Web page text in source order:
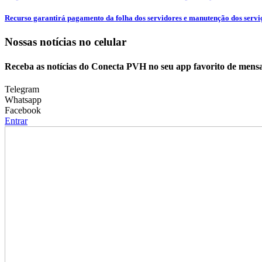
Recurso garantirá pagamento da folha dos servidores e manutenção dos
Nossas notícias no celular
Receba as notícias do Conecta PVH no seu app favorito de
Telegram
Whatsapp
Facebook
Entrar